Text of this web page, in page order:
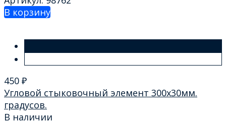
В корзину
450 ₽
Угловой стыковочный элемент 300х30мм.
градусов.
В наличии